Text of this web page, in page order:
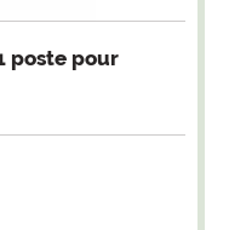
poste pour